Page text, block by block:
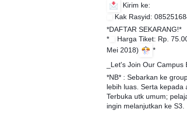
Kirim ke:
Kak Rasyid:
*DAFTAR SEKARANG!*
*
Harga Tiket: Rp.
Mei 2018)
*
_Let's Join Our Campus
*NB* : Sebarkan ke
lebih luas. Serta kepada
Terbuka utk umum;
ingin melanjutkan ke S3.